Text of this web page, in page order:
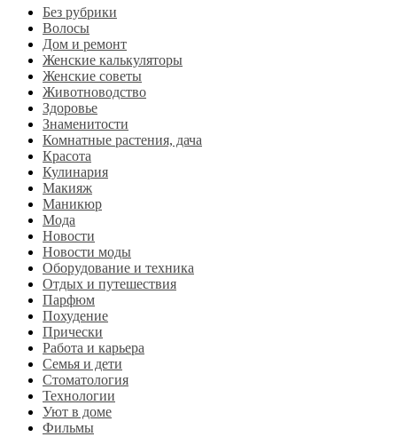
Без рубрики
Волосы
Дом и ремонт
Женские калькуляторы
Женские советы
Животноводство
Здоровье
Знаменитости
Комнатные растения, дача
Красота
Кулинария
Макияж
Маникюр
Мода
Новости
Новости моды
Оборудование и техника
Отдых и путешествия
Парфюм
Похудение
Прически
Работа и карьера
Семья и дети
Стоматология
Технологии
Уют в доме
Фильмы